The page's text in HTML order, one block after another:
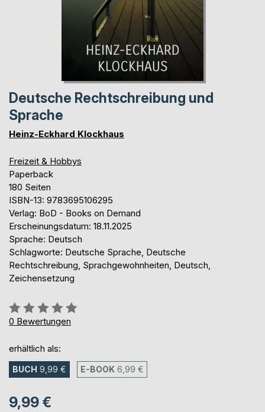
Deutsche Rechtschreibung und
Sprache
Heinz-Eckhard Klockhaus
Freizeit & Hobbys
Paperback
180 Seiten
ISBN-13: 9783695106295
Verlag: BoD - Books on Demand
Erscheinungsdatum: 18.11.2025
Sprache: Deutsch
Schlagworte: Deutsche Sprache, Deutsche
Rechtschreibung, Sprachgewohnheiten, Deutsch,
Zeichensetzung
Bewertung::
0%
0 Bewertungen
erhältlich als:
BUCH 9,99 € E-BOOK 6,99 €
9,99 €